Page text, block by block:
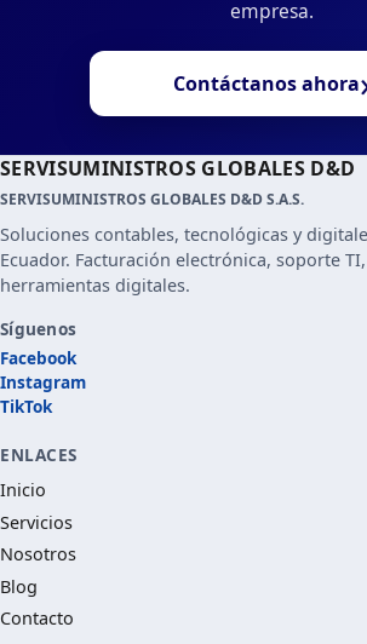
empresa.
Contáctanos ahora
SERVISUMINISTROS GLOBALES D&D
SERVISUMINISTROS GLOBALES D&D S.A.S.
Soluciones contables, tecnológicas y
Ecuador. Facturación electrónica, soporte
herramientas digitales.
Síguenos
Facebook
Instagram
TikTok
ENLACES
Inicio
Servicios
Nosotros
Blog
Contacto